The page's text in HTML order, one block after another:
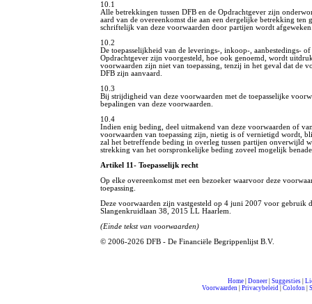
10.1
Alle betrekkingen tussen DFB en de Opdrachtgever zijn
aard van de overeenkomst die aan een dergelijke betrekking
schriftelijk van deze voorwaarden door partijen wordt
10.2
De toepasselijkheid van de leverings-, inkoop-, aanbestedings-
Opdrachtgever zijn voorgesteld, hoe ook genoemd, wordt
voorwaarden zijn niet van toepassing, tenzij in het geval dat de
DFB zijn aanvaard.
10.3
Bij strijdigheid van deze voorwaarden met de toepasselijke
bepalingen van deze voorwaarden.
10.4
Indien enig beding, deel uitmakend van deze voorwaarden of
voorwaarden van toepassing zijn, nietig is of vernietigd wordt,
zal het betreffende beding in overleg tussen partijen onverwijld
strekking van het oorspronkelijke beding zoveel mogelijk
Artikel 11- Toepasselijk recht
Op elke overeenkomst met een bezoeker waarvoor deze
toepassing.
Deze voorwaarden zijn vastgesteld op 4 juni 2007 voor gebruik
Slangenkruidlaan 38, 2015 LL Haarlem.
(Einde tekst van voorwaarden)
© 2006-2026 DFB - De Financiële Begrippenlijst B.V.
Home| Doneer| Suggesties|
Voorwaarden| Privacybeleid| Colofon|